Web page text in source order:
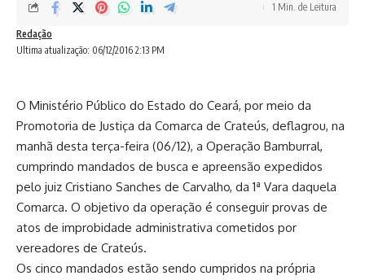
Ultima atualização: 06/12/2016 2:13 PM
Redação
1 Min. de Leitura
O Ministério Público do Estado do Ceará, por meio da
Promotoria de Justiça da Comarca de Crateús, deflagrou, na
manhã desta terça-feira (06/12), a Operação Bamburral,
cumprindo mandados de busca e apreensão expedidos
pelo juiz Cristiano Sanches de Carvalho, da 1ª Vara daquela
Comarca. O objetivo da operação é conseguir provas de
atos de improbidade administrativa cometidos por
vereadores de Crateús.
Os cinco mandados estão sendo cumpridos na própria